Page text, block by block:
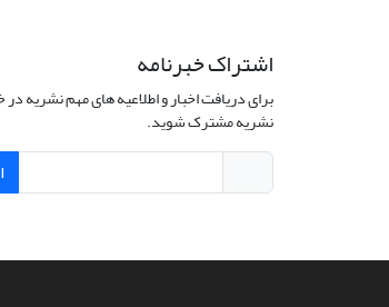
اشتراک خبرنامه
برای دریافت اخبار و اطلاعیه های مهم نشریه در
نشریه مشترک شوید.